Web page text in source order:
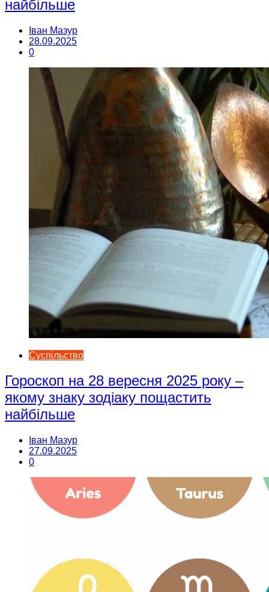
найбільше
Іван Мазур
28.09.2025
0
Суспільство
Гороскоп на 28 вересня 2025 року –
якому знаку зодіаку пощастить
найбільше
Іван Мазур
27.09.2025
0